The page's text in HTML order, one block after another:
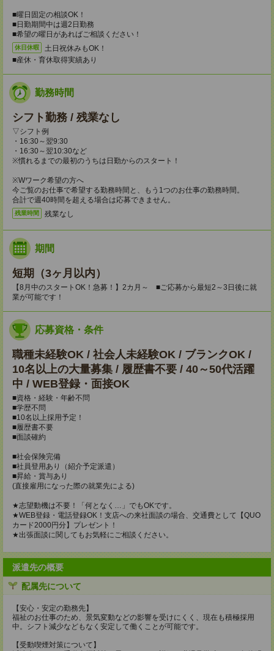
■曜日固定の相談OK！
■日勤期間中は週2日勤務
■希望の曜日があればご相談ください！
休日休暇
土日祝休みもOK！
■産休・育休取得実績あり
勤務時間
シフト勤務 / 残業なし
▽シフト例
・16:30～翌9:30
・16:30～翌10:30など
※慣れるまでの最初のうちは日勤からのスタート！
※Wワーク希望の方へ
今ご覧のお仕事で希望する勤務時間と、もう1つのお仕事の勤務時間。
合計で週40時間を超える場合は応募できません。
残業時間 残業なし
期間
短期（3ヶ月以内）
【8月中のスタートOK！急募！】2カ月～ ■ご応募から最短2～3日後に就
業が可能です！
応募資格・条件
職種未経験OK / 社会人未経験OK / ブランクOK /
10名以上の大量募集 / 履歴書不要 / 40～50代活躍
中 / WEB登録・面接OK
■資格・経験・年齢不問
■学歴不問
■10名以上採用予定！
■履歴書不要
■面談確約
■社会保険完備
■社員登用あり（紹介予定派遣）
■昇給・賞与あり
(直接雇用になった際の就業先による)
★志望動機は不要！「何となく…」でもOKです。
★WEB登録・電話登録OK！支店への来社面談の場合、交通費として【QUO
カード2000円分】プレゼント！
★出張面談に関してもお気軽にご相談ください。
派遣先の概要
配属先について
【安心・安定の勤務先】
福祉のお仕事のため、景気変動などの影響を受けにくく、現在も積極採用
中。シフト減少などもなく安定して働くことが可能です。
【受動喫煙対策について】